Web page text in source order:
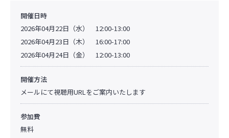
開催日時
2026年04月22日（水） 12:00-13:00
2026年04月23日（木） 16:00-17:00
2026年04月24日（金） 12:00-13:00
開催方法
メールにて視聴用URLをご案内いたします
参加費
無料